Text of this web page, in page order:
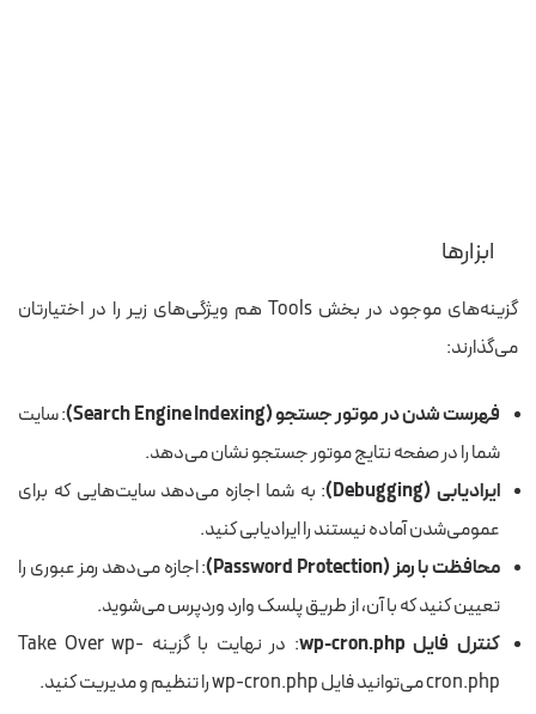
ابزارها
گزینه‌های موجود در بخش Tools هم ویژگی‌های زیر را در اختیارتان
می‌گذارند:
فهرست شدن در موتور جستجو (Search Engine Indexing)
: سایت
شما را در صفحه نتایج موتور جستجو نشان می‌دهد.
ایرادیابی (Debugging)
: به شما اجازه می‌دهد سایت‌هایی که برای
عمومی‌شدن آماده نیستند را ایرادیابی کنید.
محافظت با رمز (Password Protection)
: اجازه می‌دهد رمز عبوری را
تعیین کنید که با آن، از طریق پلسک وارد وردپرس می‌شوید.
کنترل فایل wp-cron.php
: در نهایت با گزینه Take Over wp-
cron.php می‌توانید فایل wp-cron.php را تنظیم و مدیریت کنید.